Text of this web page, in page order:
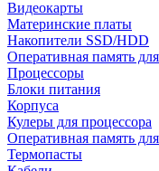
Видеокарты
Материнские платы
Накопители SSD/HDD
Оперативная память
Процессоры
Блоки питания
Корпуса
Кулеры для процессора
Оперативная память
Термопасты